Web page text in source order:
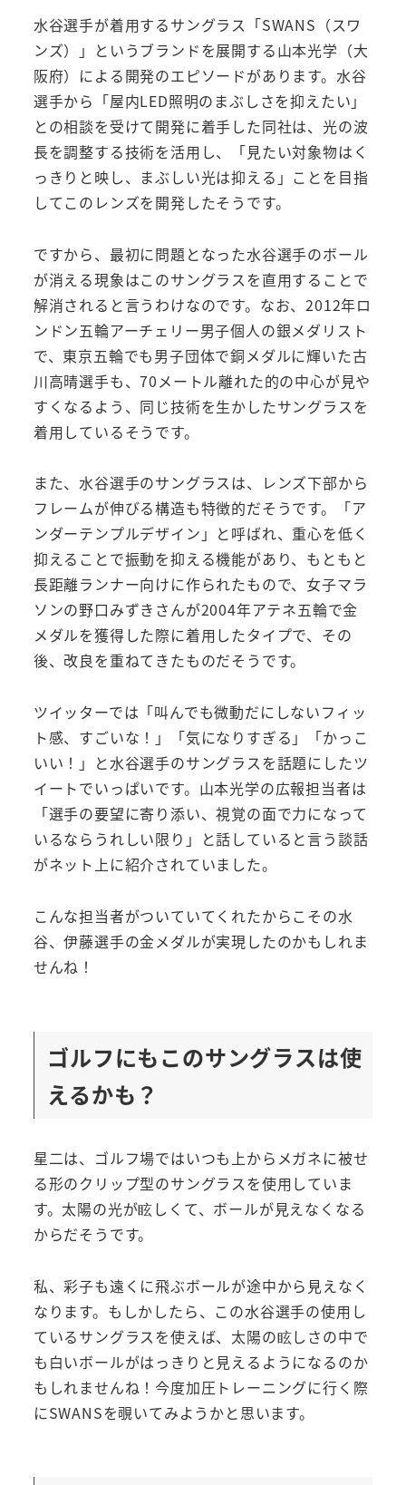
水谷選手が着用するサングラス「SWANS（スワ
ンズ）」というブランドを展開する山本光学（大
阪府）による開発のエピソードがあります。水谷
選手から「屋内LED照明のまぶしさを抑えたい」
との相談を受けて開発に着手した同社は、光の波
長を調整する技術を活用し、「見たい対象物はく
っきりと映し、まぶしい光は抑える」ことを目指
してこのレンズを開発したそうです。
ですから、最初に問題となった水谷選手のボール
が消える現象はこのサングラスを直用することで
解消されると言うわけなのです。なお、2012年ロ
ンドン五輪アーチェリー男子個人の銀メダリスト
で、東京五輪でも男子団体で銅メダルに輝いた古
川高晴選手も、70メートル離れた的の中心が見や
すくなるよう、同じ技術を生かしたサングラスを
着用しているそうです。
また、水谷選手のサングラスは、レンズ下部から
フレームが伸びる構造も特徴的だそうです。「ア
ンダーテンプルデザイン」と呼ばれ、重心を低く
抑えることで振動を抑える機能があり、もともと
長距離ランナー向けに作られたもので、女子マラ
ソンの野口みずきさんが2004年アテネ五輪で金
メダルを獲得した際に着用したタイプで、その
後、改良を重ねてきたものだそうです。
ツイッターでは「叫んでも微動だにしないフィッ
ト感、すごいな！」「気になりすぎる」「かっこ
いい！」と水谷選手のサングラスを話題にしたツ
イートでいっぱいです。山本光学の広報担当者は
「選手の要望に寄り添い、視覚の面で力になって
いるならうれしい限り」と話していると言う談話
がネット上に紹介されていました。
こんな担当者がついていてくれたからこその水
谷、伊藤選手の金メダルが実現したのかもしれま
せんね！
ゴルフにもこのサングラスは使
えるかも？
星二は、ゴルフ場ではいつも上からメガネに被せ
る形のクリップ型のサングラスを使用していま
す。太陽の光が眩しくて、ボールが見えなくなる
からだそうです。
私、彩子も遠くに飛ぶボールが途中から見えなく
なります。もしかしたら、この水谷選手の使用し
ているサングラスを使えば、太陽の眩しさの中で
も白いボールがはっきりと見えるようになるのか
もしれませんね！今度加圧トレーニングに行く際
にSWANSを覗いてみようかと思います。